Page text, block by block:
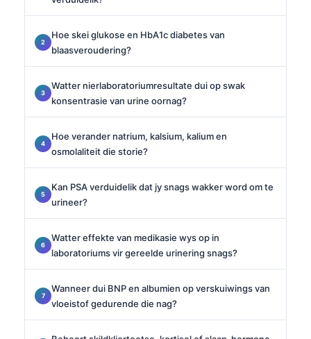
Hoe skei glukose en HbA1c diabetes van
blaasveroudering?
Watter nierlaboratoriumresultate dui op swak
konsentrasie van urine oornag?
Hoe verander natrium, kalsium, kalium en
osmolaliteit die storie?
Kan PSA verduidelik dat jy snags wakker word om te
urineer?
Watter effekte van medikasie wys op in
laboratoriums vir gereelde urinering snags?
Wanneer dui BNP en albumien op verskuiwings van
vloeistof gedurende die nag?